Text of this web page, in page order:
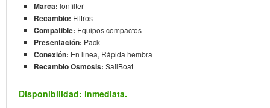
Marca: Ionfilter
Recambio: Filtros
Compatible: Equipos compactos
Presentación: Pack
Conexión: En linea, Rápida hembra
Recambio Osmosis: SailBoat
Disponibilidad: inmediata.